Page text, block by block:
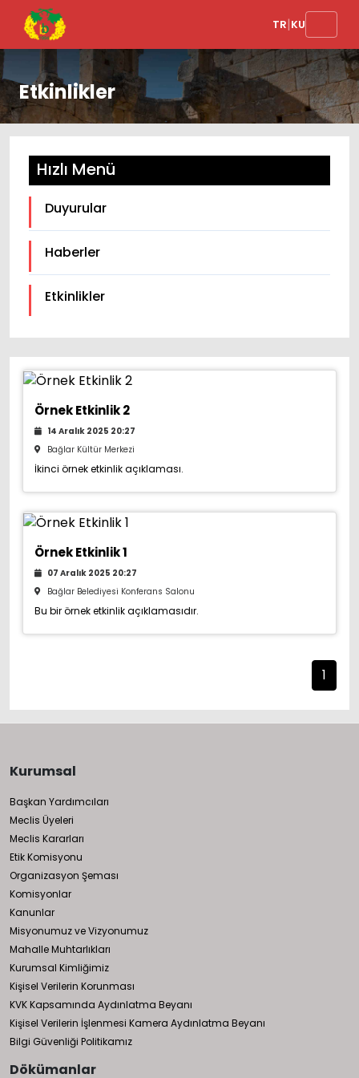
TR|KU
Etkinlikler
Hızlı Menü
Duyurular
Haberler
Etkinlikler
Örnek Etkinlik 2
14 Aralık 2025 20:27
Bağlar Kültür Merkezi
İkinci örnek etkinlik açıklaması.
Örnek Etkinlik 1
07 Aralık 2025 20:27
Bağlar Belediyesi Konferans Salonu
Bu bir örnek etkinlik açıklamasıdır.
1
Kurumsal
Başkan Yardımcıları
Meclis Üyeleri
Meclis Kararları
Etik Komisyonu
Organizasyon Şeması
Komisyonlar
Kanunlar
Misyonumuz ve Vizyonumuz
Mahalle Muhtarlıkları
Kurumsal Kimliğimiz
Kişisel Verilerin Korunması
KVK Kapsamında Aydınlatma Beyanı
Kişisel Verilerin İşlenmesi Kamera Aydınlatma Beyanı
Bilgi Güvenliği Politikamız
Dökümanlar